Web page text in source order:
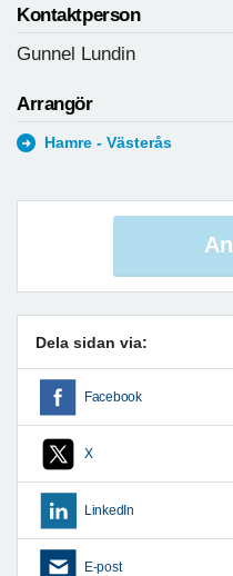
Kontaktperson
Gunnel Lundin
Arrangör
Hamre - Västerås
Dela sidan via:
Facebook
X
LinkedIn
E-post